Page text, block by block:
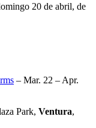
20 de abril, de
– Mar. 22 – Apr.
Park, Ventura,